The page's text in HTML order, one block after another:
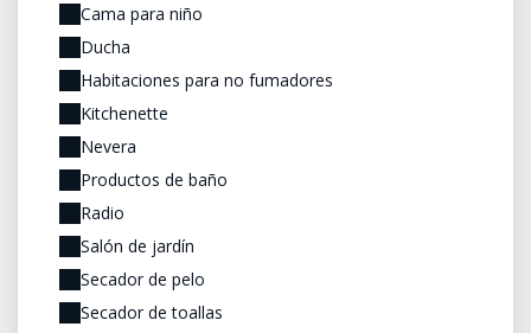
Cama para niño
Ducha
Habitaciones para no fumadores
Kitchenette
Nevera
Productos de baño
Radio
Salón de jardín
Secador de pelo
Secador de toallas